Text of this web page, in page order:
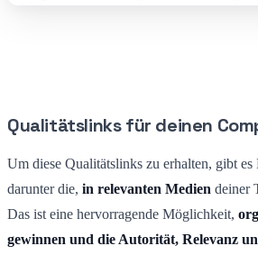
Qualitätslinks für deinen
Um diese Qualitätslinks zu erhalten, gibt
darunter die, in relevanten Medien deiner
Das ist eine hervorragende Möglichkeit,
gewinnen und die Autorität, Relevanz